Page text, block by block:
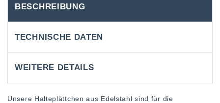
BESCHREIBUNG
TECHNISCHE DATEN
WEITERE DETAILS
Unsere Halteplättchen aus Edelstahl sind für die